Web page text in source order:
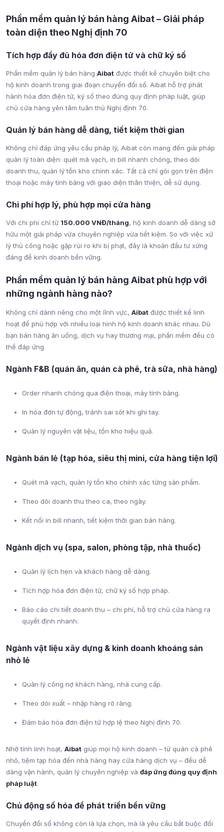
Phần mềm quản lý bán hàng Aibat – Giải pháp
toàn diện theo Nghị định 70
Tích hợp đầy đủ hóa đơn điện tử và chữ ký số
Phần mềm quản lý bán hàng Aibat được thiết kế chuyên biệt cho
hộ kinh doanh trong giai đoạn chuyển đổi số. Aibat hỗ trợ phát
hành hóa đơn điện tử, ký số theo đúng quy định pháp luật, giúp
chủ cửa hàng yên tâm tuân thủ Nghị định 70.
Quản lý bán hàng dễ dàng, tiết kiệm thời gian
Không chỉ đáp ứng yêu cầu pháp lý, Aibat còn mang đến giải pháp
quản lý toàn diện: quét mã vạch, in bill nhanh chóng, theo dõi
doanh thu, quản lý tồn kho chính xác. Tất cả chỉ gói gọn trên điện
thoại hoặc máy tính bảng với giao diện thân thiện, dễ sử dụng.
Chi phí hợp lý, phù hợp mọi cửa hàng
Với chi phí chỉ từ 150.000 VNĐ/tháng, hộ kinh doanh dễ dàng sở
hữu một giải pháp vừa chuyên nghiệp vừa tiết kiệm. So với việc xử
lý thủ công hoặc gặp rủi ro khi bị phạt, đây là khoản đầu tư xứng
đáng để kinh doanh bền vững.
Phần mềm quản lý bán hàng Aibat phù hợp với
những ngành hàng nào?
Không chỉ dành riêng cho một lĩnh vực, Aibat được thiết kế linh
hoạt để phù hợp với nhiều loại hình hộ kinh doanh khác nhau. Dù
bạn bán hàng ăn uống, dịch vụ hay thương mại, phần mềm đều có
thể đáp ứng.
Ngành F&B (quán ăn, quán cà phê, trà sữa, nhà hàng)
Order nhanh chóng qua điện thoại, máy tính bảng.
In hóa đơn tự động, tránh sai sót khi ghi tay.
Quản lý nguyên vật liệu, tồn kho hiệu quả.
Ngành bán lẻ (tạp hóa, siêu thị mini, cửa hàng tiện lợi)
Quét mã vạch, quản lý tồn kho chính xác từng sản phẩm.
Theo dõi doanh thu theo ca, theo ngày.
Kết nối in bill nhanh, tiết kiệm thời gian bán hàng.
Ngành dịch vụ (spa, salon, phòng tập, nhà thuốc)
Quản lý lịch hẹn và khách hàng dễ dàng.
Tích hợp hóa đơn điện tử, chữ ký số hợp pháp.
Báo cáo chi tiết doanh thu – chi phí, hỗ trợ chủ cửa hàng ra
quyết định nhanh.
Ngành vật liệu xây dựng & kinh doanh khoáng sản
nhỏ lẻ
Quản lý công nợ khách hàng, nhà cung cấp.
Theo dõi xuất – nhập hàng rõ ràng.
Đảm bảo hóa đơn điện tử hợp lệ theo Nghị định 70.
Nhờ tính linh hoạt, Aibat giúp mọi hộ kinh doanh – từ quán cà phê
nhỏ, tiệm tạp hóa đến nhà hàng hay cửa hàng dịch vụ – đều dễ
dàng vận hành, quản lý chuyên nghiệp và đáp ứng đúng quy định
pháp luật.
Chủ động số hóa để phát triển bền vững
Chuyển đổi số không còn là lựa chọn, mà là yêu cầu bắt buộc đối